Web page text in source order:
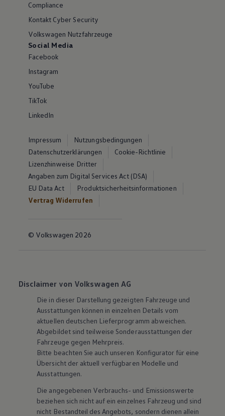
Compliance
Kontakt Cyber Security
Volkswagen Nutzfahrzeuge
Social Media
Facebook
Instagram
YouTube
TikTok
LinkedIn
Impressum
Nutzungsbedingungen
Datenschutzerklärungen
Cookie-Richtlinie
Lizenzhinweise Dritter
Angaben zum Digital Services Act (DSA)
EU Data Act
Produktsicherheitsinformationen
Vertrag Widerrufen
© Volkswagen 2026
Disclaimer von Volkswagen AG
Die in dieser Darstellung gezeigten Fahrzeuge und
Ausstattungen können in einzelnen Details vom
aktuellen deutschen Lieferprogramm abweichen.
Abgebildet sind teilweise Sonderausstattungen der
Fahrzeuge gegen Mehrpreis.
Bitte beachten Sie auch unseren Konfigurator für eine
Übersicht der aktuell verfügbaren Modelle und
Ausstattungen.
Die angegebenen Verbrauchs- und Emissionswerte
beziehen sich nicht auf ein einzelnes Fahrzeug und sind
nicht Bestandteil des Angebots, sondern dienen allein